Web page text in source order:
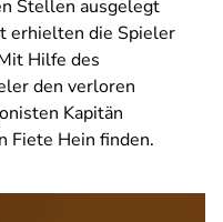
Stellen ausgelegt
erhielten die Spieler
Hilfe des
den verloren
Kapitän
Fiete Hein finden.